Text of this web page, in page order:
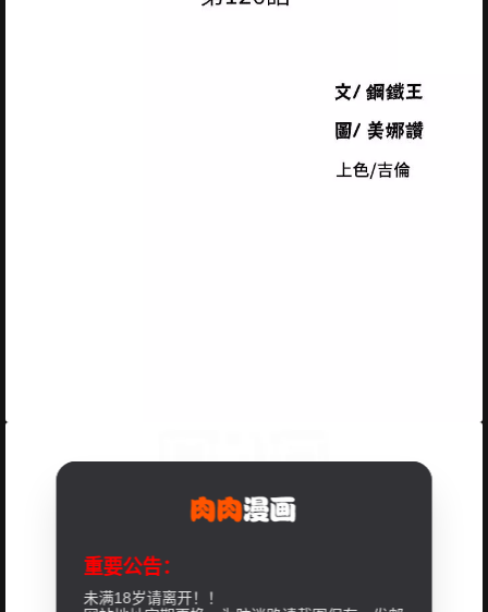
重要公告：
未满18岁请离开！！